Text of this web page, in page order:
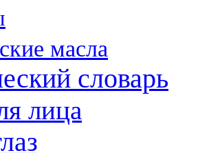
масла
словарь
лица